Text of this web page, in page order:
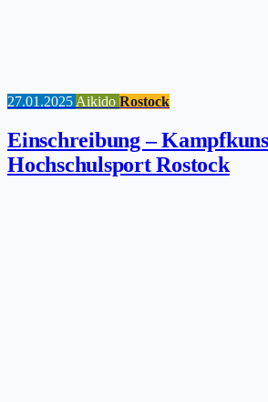
27.01.2025 Aikido Rostock
Einschreibung –
Hochschulsport Rostock